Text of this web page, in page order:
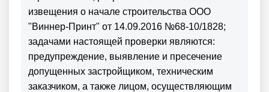
извещения о начале строительства ООО
"Виннер-Принт" от 14.09.2016 №68-10/1828;
задачами настоящей проверки являются:
предупреждение, выявление и пресечение
допущенных застройщиком, техническим
заказчиком, а также лицом, осуществляющим